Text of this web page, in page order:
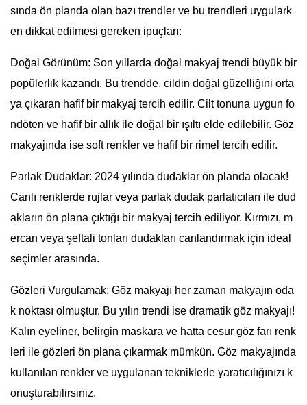
sında ön planda olan bazı trendler ve bu trendleri uygulark
en dikkat edilmesi gereken ipuçları:
Doğal Görünüm: Son yıllarda doğal makyaj trendi büyük bir
popülerlik kazandı. Bu trendde, cildin doğal güzelliğini orta
ya çıkaran hafif bir makyaj tercih edilir. Cilt tonuna uygun fo
ndöten ve hafif bir allık ile doğal bir ışıltı elde edilebilir. Göz
makyajında ise soft renkler ve hafif bir rimel tercih edilir.
Parlak Dudaklar: 2024 yılında dudaklar ön planda olacak!
Canlı renklerde rujlar veya parlak dudak parlatıcıları ile dud
akların ön plana çıktığı bir makyaj tercih ediliyor. Kırmızı, m
ercan veya şeftali tonları dudakları canlandırmak için ideal
seçimler arasında.
Gözleri Vurgulamak: Göz makyajı her zaman makyajın oda
k noktası olmuştur. Bu yılın trendi ise dramatik göz makyajı!
Kalın eyeliner, belirgin maskara ve hatta cesur göz farı renk
leri ile gözleri ön plana çıkarmak mümkün. Göz makyajında
kullanılan renkler ve uygulanan tekniklerle yaratıcılığınızı k
onuşturabilirsiniz.